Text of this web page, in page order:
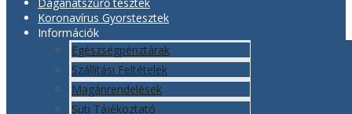
Koronavírus Gyorstesztek
Információk
Egészségpénztárak
Szállítási Feltételek
Magánrendelések
Süti Tájékoztató